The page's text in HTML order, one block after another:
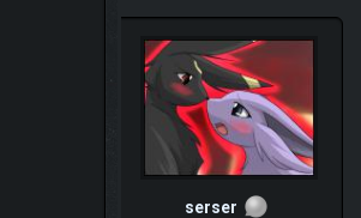
serser